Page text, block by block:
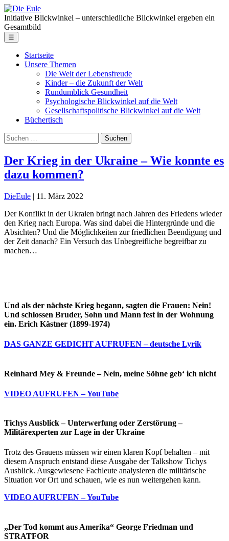
Skip
to
the
content
Die
Eule
Initiative Blickwinkel – unterschiedliche Blickwinkel ergeben ein
Gesamtbild
☰
Startseite
Unsere Themen
Die Welt der Lebensfreude
Kinder – die Zukunft der Welt
Rundumblick Gesundheit
Psychologische Blickwinkel auf die Welt
Gesellschaftspolitische Blickwinkel auf die Welt
Büchertisch
Suche
nach:
Der Krieg in der Ukraine – Wie konnte es
dazu kommen?
DieEule | 11. März 2022
Der Konflikt in der Ukraien bringt nach Jahren des Friedens wieder
den Krieg nach Europa. Was sind dabei die Hintergründe und die
Absichten? Und die Möglichkeiten zur friedlichen Beendigung und
der Zeit danach? Ein Versuch das Unbegreifliche begreifbar zu
machen…
Und als der nächste Krieg begann, sagten die Frauen: Nein!
Und schlossen Bruder, Sohn und Mann fest in der Wohnung
ein. Erich Kästner (1899-1974)
DAS GANZE GEDICHT AUFRUFEN – deutsche Lyrik
Reinhard Mey & Freunde – Nein, meine Söhne geb‘ ich nicht
VIDEO AUFRUFEN – YouTube
Tichys Ausblick – Unterwerfung oder Zerstörung –
Militärexperten zur Lage in der Ukraine
Trotz des Grauens müssen wir einen klaren Kopf behalten – mit
diesem Anspruch entstand diese Ausgabe der Talkshow Tichys
Ausblick. Ausgewiesene Fachleute analysieren die militärische
Situation vor Ort und schauen, wie es nun weitergehen kann.
VIDEO AUFRUFEN – YouTube
„Der Tod kommt aus Amerika“ George Friedman und
STRATFOR